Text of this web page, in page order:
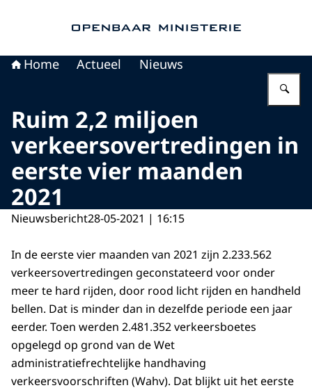
Home Actueel Nieuws
Ruim 2,2 miljoen
verkeersovertredingen in
eerste vier maanden
2021
Nieuwsbericht28-05-2021 | 16:15
In de eerste vier maanden van 2021 zijn 2.233.562
verkeersovertredingen geconstateerd voor onder
meer te hard rijden, door rood licht rijden en handheld
bellen. Dat is minder dan in dezelfde periode een jaar
eerder. Toen werden 2.481.352 verkeersboetes
opgelegd op grond van de Wet
administratiefrechtelijke handhaving
verkeersvoorschriften (Wahv). Dat blijkt uit het eerste